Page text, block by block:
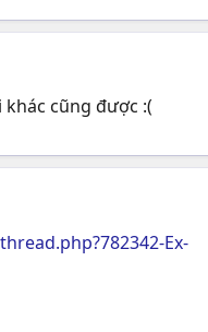
cũng được :(
Ex-